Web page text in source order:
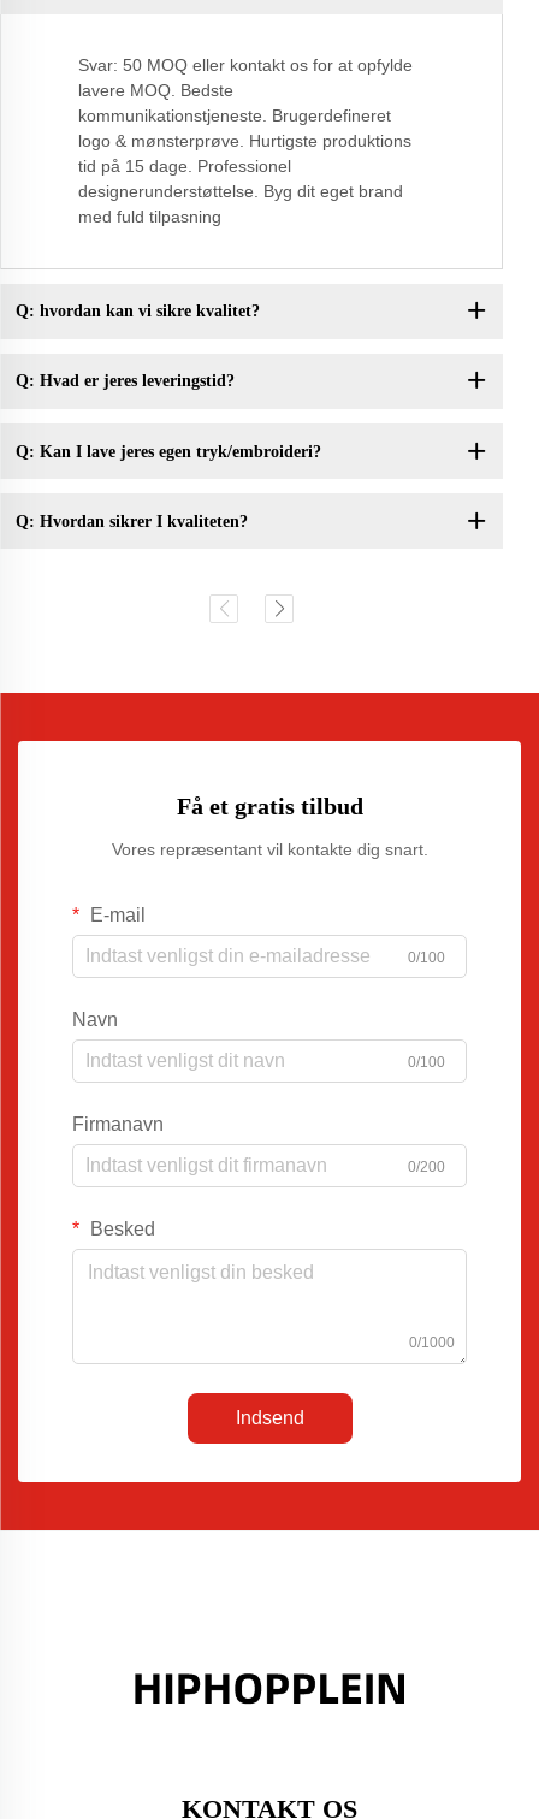
Svar: 50 MOQ eller kontakt os for at opfylde
lavere MOQ. Bedste
kommunikationstjeneste. Brugerdefineret
logo & mønsterprøve. Hurtigste produktions
tid på 15 dage. Professionel
designerunderstøttelse. Byg dit eget brand
med fuld tilpasning
Q: hvordan kan vi sikre kvalitet?
Q: Hvad er jeres leveringstid?
Q: Kan I lave jeres egen tryk/embroideri?
Q: Hvordan sikrer I kvaliteten?
Få et gratis tilbud
Vores repræsentant vil kontakte dig snart.
E-mail
0/100
Navn
0/100
Firmanavn
0/200
Besked
0/1000
Indsend
KONTAKT OS